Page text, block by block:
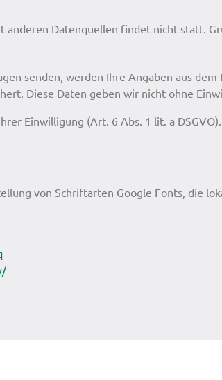
Datenquellen findet nicht statt.
senden, werden Ihre Angaben aus
Diese Daten geben wir nicht ohne
Einwilligung (Art. 6 Abs. 1 lit. a
von Schriftarten Google Fonts, die